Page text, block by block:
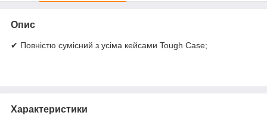
Опис
✔ Повністю сумісний з усіма кейсами Tough Case;
Характеристики